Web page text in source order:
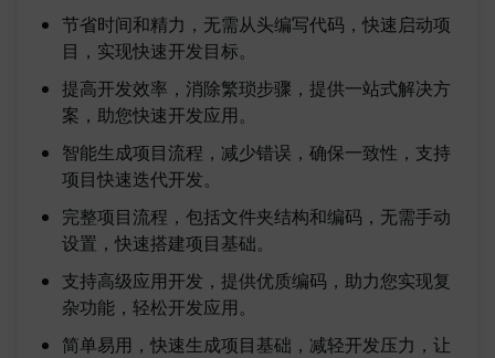
节省时间和精力，无需从头编写代码，快速启动项
目，实现快速开发目标。
提高开发效率，消除繁琐步骤，提供一站式解决方
案，助您快速开发应用。
智能生成项目流程，减少错误，确保一致性，支持
项目快速迭代开发。
完整项目流程，包括文件夹结构和编码，无需手动
设置，快速搭建项目基础。
支持高级应用开发，提供优质编码，助力您实现复
杂功能，轻松开发应用。
简单易用，快速生成项目基础，减轻开发压力，让